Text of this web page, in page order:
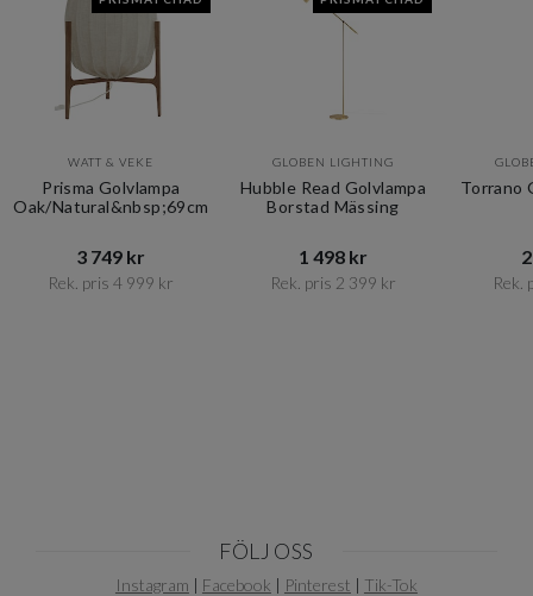
WATT & VEKE
Prisma Golvlampa
Oak/Natural&nbsp;69cm
3 749 kr​​
Rek. pris 4 999 kr​​
GLOBEN LIGHTING
Hubble Read Golvlampa
Borstad Mässing
1 498 kr​​
Rek. pris 2 399 kr​​
Torrano
Rek.
FÖLJ OSS
Instagram | Facebook | Pinterest | Tik-Tok